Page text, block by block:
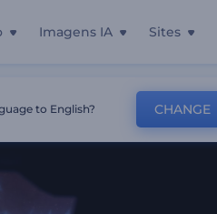
Imagens IA Sites
to English? CHANGE